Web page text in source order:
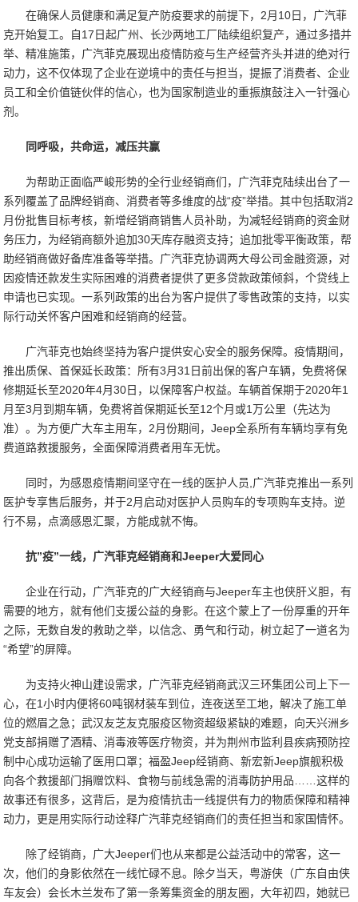
在确保人员健康和满足复产防疫要求的前提下，2月10日，广汽菲
克开始复工。自17日起广州、长沙两地工厂陆续组织复产，通过多措并
举、精准施策，广汽菲克展现出疫情防疫与生产经营齐头并进的绝对行
动力，这不仅体现了企业在逆境中的责任与担当，提振了消费者、企业
员工和全价值链伙伴的信心，也为国家制造业的重振旗鼓注入一针强心
剂。
同呼吸，共命运，减压共赢
为帮助正面临严峻形势的全行业经销商们，广汽菲克陆续出台了一
系列覆盖了品牌经销商、消费者等多维度的战“疫”举措。其中包括取消2
月份批售目标考核，新增经销商销售人员补助，为减轻经销商的资金财
务压力，为经销商额外追加30天库存融资支持；追加批零平衡政策，帮
助经销商做好备库准备等举措。广汽菲克协调两大母公司金融资源，对
因疫情还款发生实际困难的消费者提供了更多贷款政策倾斜，个贷线上
申请也已实现。一系列政策的出台为客户提供了零售政策的支持，以实
际行动关怀客户困难和经销商的经营。
广汽菲克也始终坚持为客户提供安心安全的服务保障。疫情期间，
推出质保、首保延长政策：所有3月31日前出保的客户车辆，免费将保
修期延长至2020年4月30日，以保障客户权益。车辆首保期于2020年1
月至3月到期车辆，免费将首保期延长至12个月或1万公里（先达为
准）。为方便广大车主用车，2月份期间，Jeep全系所有车辆均享有免
费道路救援服务，全面保障消费者用车无忧。
同时，为感恩疫情期间坚守在一线的医护人员,广汽菲克推出一系列
医护专享售后服务，并于2月启动对医护人员购车的专项购车支持。逆
行不易，点滴感恩汇聚，方能成就不悔。
抗”疫”一线，广汽菲克经销商和Jeeper大爱同心
企业在行动，广汽菲克的广大经销商与Jeeper车主也侠肝义胆，有
需要的地方，就有他们支援公益的身影。在这个蒙上了一份厚重的开年
之际，无数自发的救助之举，以信念、勇气和行动，树立起了一道名为
“希望”的屏障。
为支持火神山建设需求，广汽菲克经销商武汉三环集团公司上下一
心，在1小时内便将60吨钢材装车到位，连夜送至工地，解决了施工单
位的燃眉之急；武汉友芝友克服疫区物资超级紧缺的难题，向天兴洲乡
党支部捐赠了酒精、消毒液等医疗物资，并为荆州市监利县疾病预防控
制中心成功运输了医用口罩；福盈Jeep经销商、新宏新Jeep旗舰积极
向各个救援部门捐赠饮料、食物与前线急需的消毒防护用品……这样的
故事还有很多，这背后，是为疫情抗击一线提供有力的物质保障和精神
动力，更是用实际行动诠释广汽菲克经销商们的责任担当和家国情怀。
除了经销商，广大Jeeper们也从来都是公益活动中的常客，这一
次，他们的身影依然在一线忙碌不息。除夕当天，粤游侠（广东自由侠
车友会）会长木兰发布了第一条筹集资金的朋友圈，大年初四，她就已